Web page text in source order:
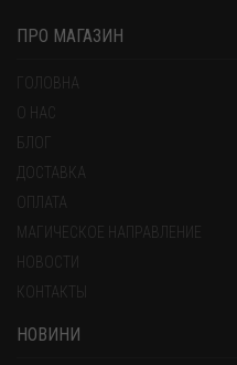
ПРО МАГАЗИН
ГОЛОВНА
О НАС
ДОСТАВКА
ОПЛАТА
МАГИЧЕСКОЕ НАПРАВЛЕНИЕ
НОВОСТИ
КОНТАКТЫ
НОВИНИ